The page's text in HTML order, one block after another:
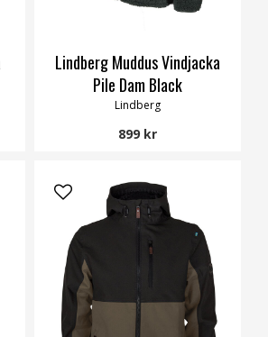
Lindberg Muddus Vindjacka
Pile Dam Black
Lindberg
899 kr